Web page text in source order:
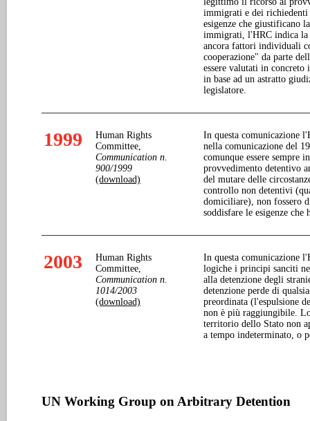
immigrati e dei richiedenti
esigenze che giustificano
immigrati, l'HRC indica la
ancora fattori individuali
cooperazione" da parte
essere valutati in concreto
in base ad un astratto
legislatore.
1999
Human Rights
Committee,
Communication n.
900/1999
(download)
In questa comunicazione
nella comunicazione del
comunque essere sempre
provvedimento detentivo
del mutare delle
controllo non detentivi
domiciliare), non fossero
soddisfare le esigenze che
2003
Human Rights
Committee,
Communication n.
1014/2003
(download)
In questa comunicazione
logiche i principi sanciti
alla detenzione degli
detenzione perde di
preordinata (l'espulsione
non è più raggiungibile.
territorio dello Stato non
a tempo indeterminato, o
UN Working Group on Arbitrary Detention